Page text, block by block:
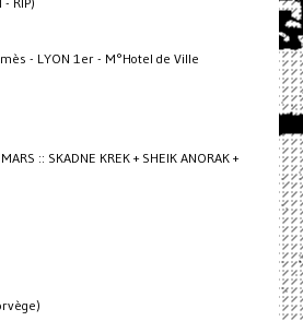
- LYON 1er - M°Hotel de Ville
:: SKADNE KREK + SHEIK ANORAK +